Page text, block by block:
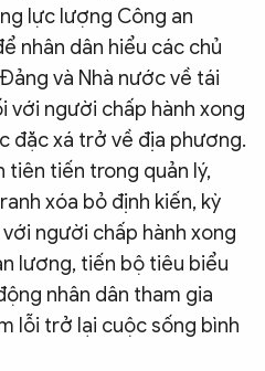
lực lượng Công an
nhân dân hiểu các chủ
và Nhà nước về tái
với người chấp hành xong
đặc xá trở về địa phương.
tiên tiến trong quản lý,
xóa bỏ định kiến, kỳ
người chấp hành xong
lương, tiến bộ tiêu biểu
nhân dân tham gia
lỗi trở lại cuộc sống bình